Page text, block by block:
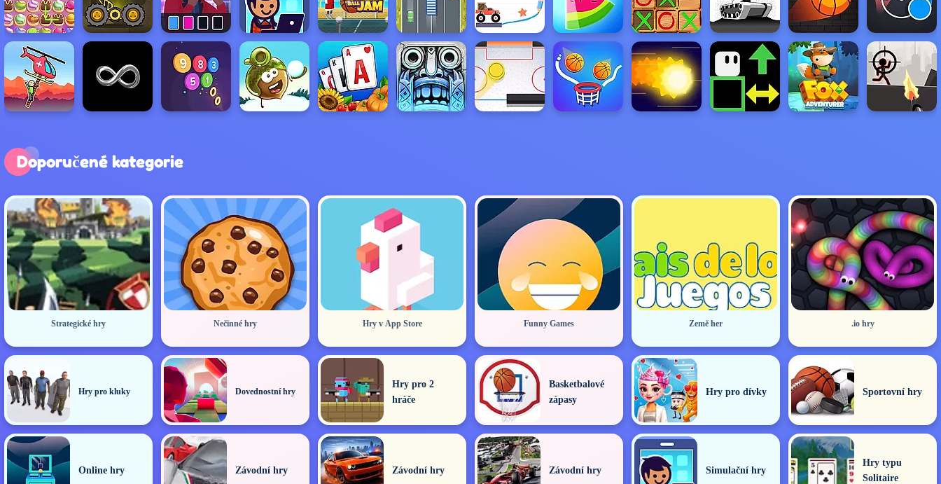
Doporučené kategorie
Strategické hry Nečinné hry Hry v App Store Funny Games Země her .io hry
Hry pro kluky Dovednostní hry
Hry pro 2
hráče
Basketbalové
zápasy
Hry pro dívky Sportovní hry
Online hry Závodní hry Závodní hry Závodní hry Simulační hry
Hry typu
Solitaire